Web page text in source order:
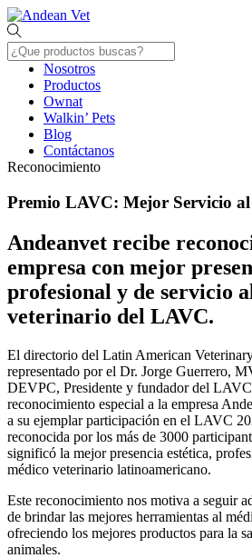
Skip
to
content
Menu
Nosotros
Productos
Ownat
Walkin’ Pets
Blog
Contáctanos
Close
Reconocimiento
Premio LAVC: Mejor Servicio
Andeanvet recibe
empresa con mejor
profesional y de servicio
veterinario del LAVC.
El directorio del Latin American
representado por el Dr. Jorge Guerrero,
DEVPC, Presidente y fundador del
reconocimiento especial a la empresa
a su ejemplar participación en el LAVC
reconocida por los más de 3000
significó la mejor presencia estética,
médico veterinario latinoamericano.
Este reconocimiento nos motiva a seguir
de brindar las mejores herramientas al
ofreciendo los mejores productos para la
animales.